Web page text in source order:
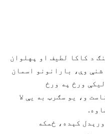
د کاکا لطیف او پهلوان
وې، بارانونو اسمان
ورځ په ورځ
و، یو سګرټ به یې لا
کېده، ځمکه